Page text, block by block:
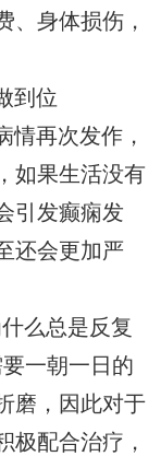
、身体损伤，
到位
情再次发作，
如果生活没有
引发癫痫发
还会更加严
么总是反复
一朝一日的
磨，因此对于
极配合治疗，